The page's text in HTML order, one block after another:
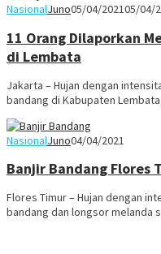
NasionalJuno05/04/202105/04/
11 Orang Dilaporkan
di Lembata
Jakarta – Hujan dengan
bandang di Kabupaten
NasionalJuno04/04/2021
Banjir Bandang Flores
Flores Timur – Hujan dengan
bandang dan longsor melanda